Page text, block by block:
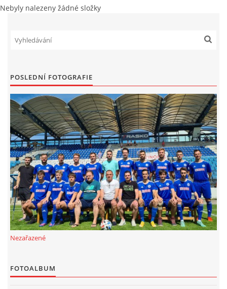
Nebyly nalezeny žádné složky
POSLEDNÍ FOTOGRAFIE
Nezařazené
FOTOALBUM